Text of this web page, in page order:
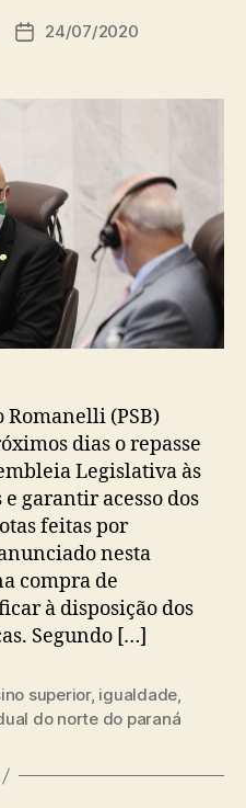
Data24/07/2020
Romanelli (PSB)
dias o repasse
Legislativa às
garantir acesso dos
feitas por
nesta
compra de
à disposição dos
Segundo […]
superior, igualdade,
do norte do paraná